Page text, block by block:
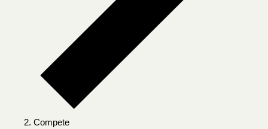
Compete